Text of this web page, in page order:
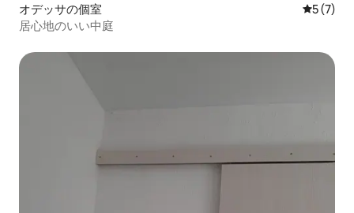
オデッサの個室 レビュー
5 (7)
居心地のいい中庭